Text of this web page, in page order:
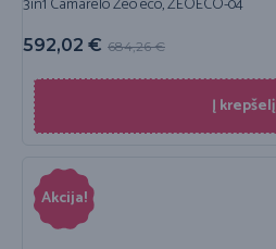
684,26€
592,02 €
Į krepšelį
Akcija!